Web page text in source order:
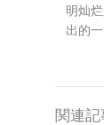
明灿
出的
関連記